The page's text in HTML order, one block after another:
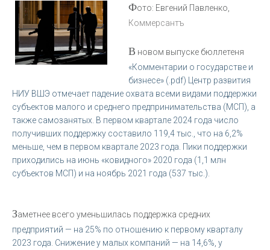
Фото: Евгений Павленко,
Коммерсантъ
В новом выпуске бюллетеня
«Комментарии о государстве и
бизнесе» (.pdf) Центр развития
НИУ ВШЭ отмечает падение охвата всеми видами поддержки
субъектов малого и среднего предпринимательства (МСП), а
также самозанятых. В первом квартале 2024 года число
получивших поддержку составило 119,4 тыс., что на 6,2%
меньше, чем в первом квартале 2023 года. Пики поддержки
приходились на июнь «ковидного» 2020 года (1,1 млн
субъектов МСП) и на ноябрь 2021 года (537 тыс.).
Заметнее всего уменьшилась поддержка средних
предприятий — на 25% по отношению к первому кварталу
2023 года. Снижение у малых компаний — на 14,6%, у